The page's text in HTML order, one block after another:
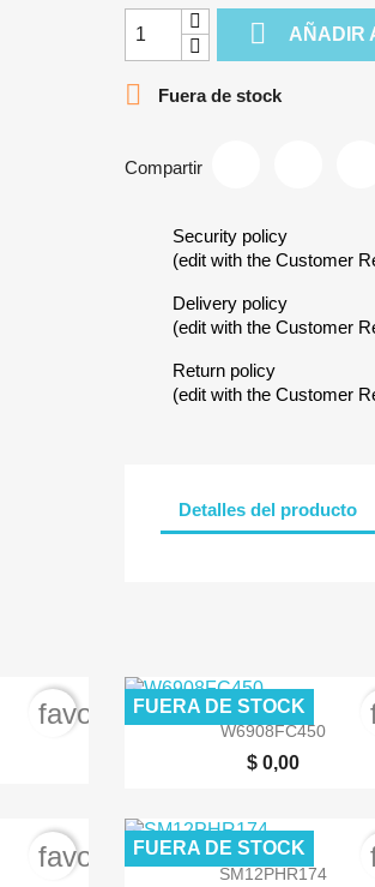
 AÑADIR

Fuera de stock
Compartir
Security policy
(edit with the Customer
Delivery policy
(edit with the Customer
Return policy
(edit with the Customer
Detalles del producto
favorite_border
 Vista rápida
W6908FC450
$ 0,00
FUERA DE STOCK
favorite_border
 Vista rápida
SM12PHR174
FUERA DE STOCK